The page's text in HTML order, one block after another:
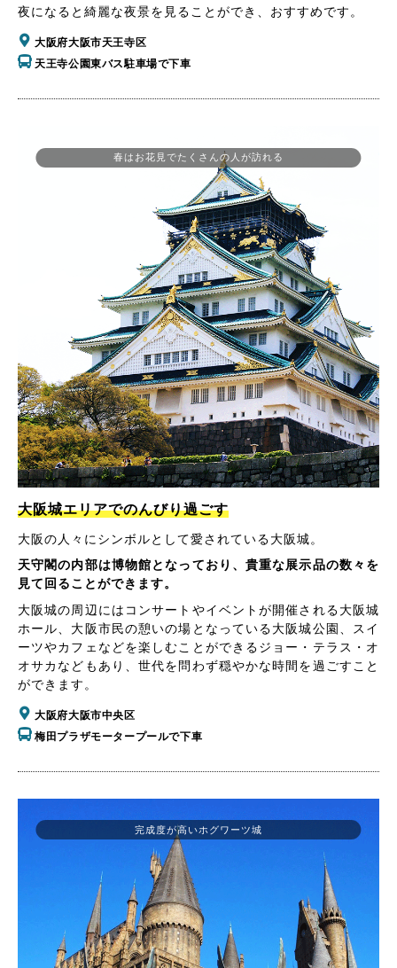
夜になると綺麗な夜景を見ることができ、おすすめです。
大阪府大阪市天王寺区
天王寺公園東バス駐車場で下車
春はお花見でたくさんの人が訪れる
大阪城エリアでのんびり過ごす
大阪の人々にシンボルとして愛されている大阪城。
天守閣の内部は博物館となっており、貴重な展示品の数々を
見て回ることができます。
大阪城の周辺にはコンサートやイベントが開催される大阪城
ホール、大阪市民の憩いの場となっている大阪城公園、スイ
ーツやカフェなどを楽しむことができるジョー・テラス・オ
オサカなどもあり、世代を問わず穏やかな時間を過ごすこと
ができます。
大阪府大阪市中央区
梅田プラザモータープールで下車
完成度が高いホグワーツ城